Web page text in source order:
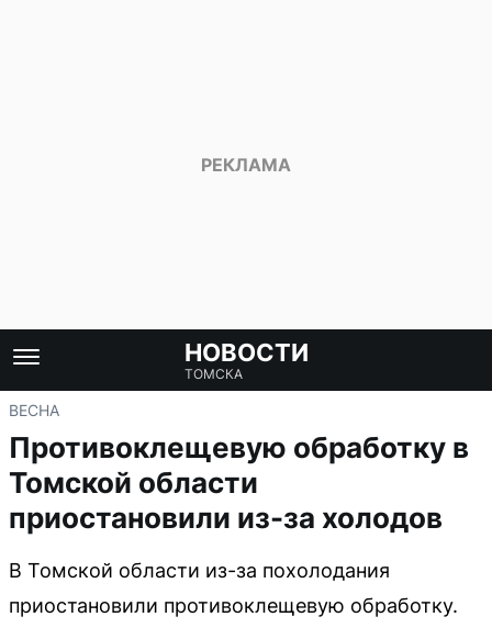
НОВОСТИ
ТОМСКА
ВЕСНА
Противоклещевую обработку в
Томской области
приостановили из-за холодов
В Томской области из-за похолодания
приостановили противоклещевую обработку.